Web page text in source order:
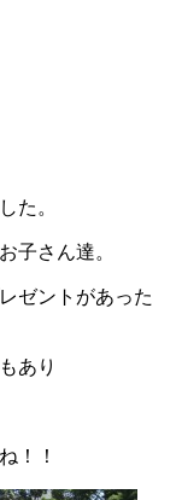
た。
子さん達。
ゼントがあった
あり
！！